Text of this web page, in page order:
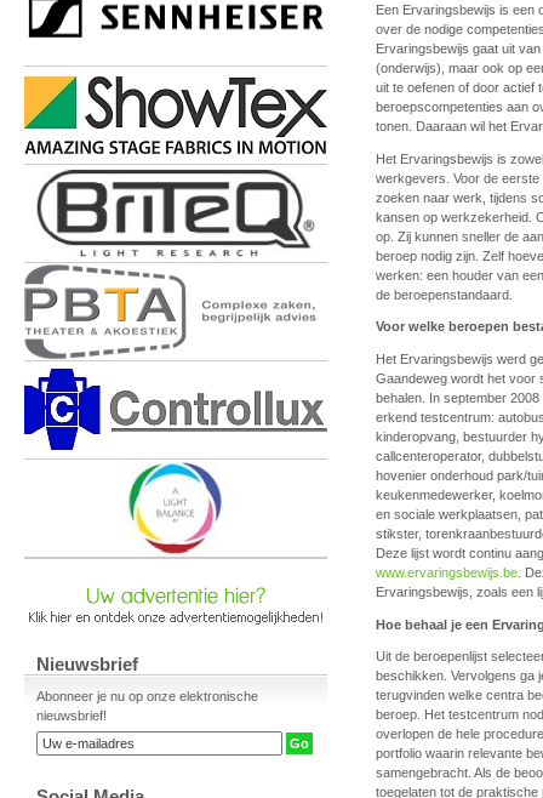
Nieuwsbrief
Abonneer je nu op onze elektronische
nieuwsbrief!
Een Ervaringsbewijs is een
over de nodige
Ervaringsbewijs gaat uit
(onderwijs), maar ook op
uit te oefenen of door actief
beroepscompetenties aan
tonen. Daaraan wil het
Het Ervaringsbewijs is
werkgevers. Voor de eerste
zoeken naar werk, tijdens
kansen op werkzekerheid.
op. Zij kunnen sneller de
beroep nodig zijn. Zelf
werken: een houder van
de beroepenstandaard.
Voor welke beroepen
Het Ervaringsbewijs werd
Gaandeweg wordt het voor
behalen. In september
erkend testcentrum:
kinderopvang, bestuurder
callcenteroperator,
hovenier onderhoud park/
keukenmedewerker,
en sociale werkplaatsen,
stikster,
Deze lijst wordt continu
www.ervaringsbewijs.be .
Ervaringsbewijs, zoals een
Hoe behaal je een
Uit de beroepenlijst
beschikken. Vervolgens ga
terugvinden welke centra
beroep. Het testcentrum
overlopen de hele
portfolio waarin relevante
samengebracht. Als de
toegelaten tot de praktische